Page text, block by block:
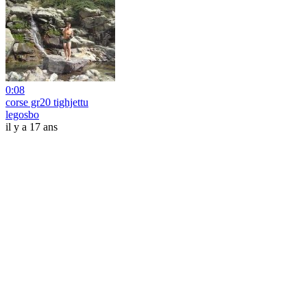
0:08
corse gr20 tighjettu
legosbo
il y a 17 ans